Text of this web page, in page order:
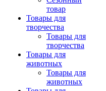
товар
Товары для
творчества
Товары для
творчества
Товары для
животных
Товары для
животных